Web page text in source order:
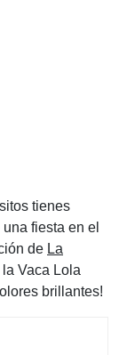
tienes
fiesta en el
de La
la Vaca Lola
brillantes!